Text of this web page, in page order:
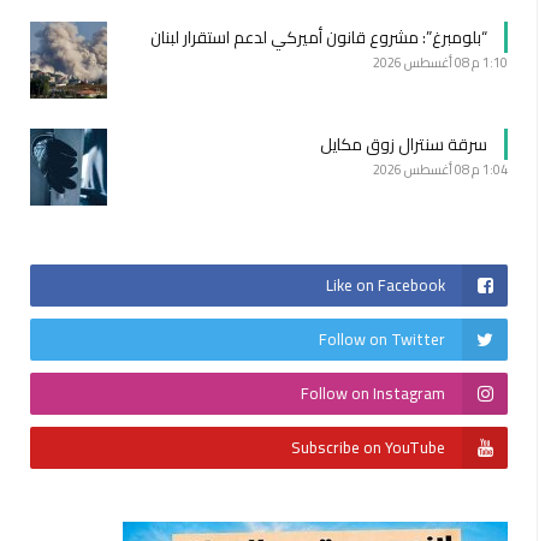
“بلومبرغ”: مشروع قانون أميركي لدعم استقرار لبنان
1:10 م 08 أغسطس 2026
سرقة سنترال زوق مكايل
1:04 م 08 أغسطس 2026
Like on Facebook
Follow on Twitter
Follow on Instagram
Subscribe on YouTube